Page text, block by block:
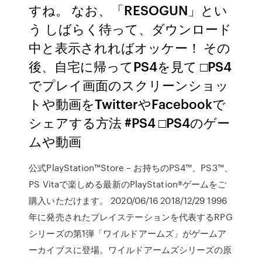
すね。 なお、「RESOGUN」とい
う しばらく待って、ダウンロード
中と表示されればオッケー！ その
後、自宅に帰ってPS4を見て □PS4
でプレイ画面のスクリーンショッ
トや動画をTwitterやFacebookで
シェアする方法 #PS4 □PS4のゲー
ムや動画
公式PlayStation™Store – お持ちのPS4™、PS3™、
PS Vitaで楽しめる最新のPlayStation®ゲームをご
購入いただけます。 2020/06/16 2018/12/29 1996
年に発売されたプレイステーションを代表するRPG
シリーズの第1弾「ワイルドアームズ」がゲームア
ーカイブスに登場。ワイルドアームズシリーズの原